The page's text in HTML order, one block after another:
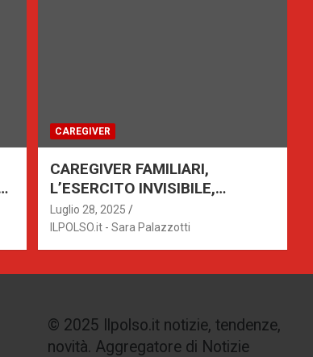
CAREGIVER
CAREGIVER FAMILIARI,
L’ESERCITO INVISIBILE,
RICONOSCIMENTO DEL VALORE
E SUPPORTO
Luglio 28, 2025
ILPOLSO.it - Sara Palazzotti
© 2025 Ilpolso.it notizie, tendenze,
novità. Aggregatore di Notizie